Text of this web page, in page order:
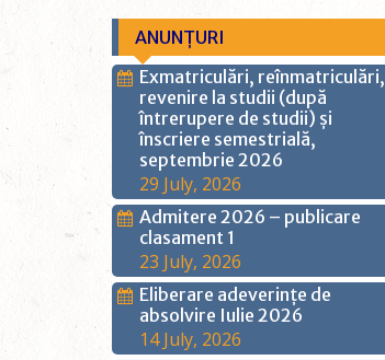
ANUNȚURI
Exmatriculări, reînmatriculări,
revenire la studii (după
întrerupere de studii) și
înscriere semestrială,
septembrie 2026
29 July, 2026
Admitere 2026 – publicare
clasament 1
23 July, 2026
Eliberare adeverințe de
absolvire Iulie 2026
14 July, 2026